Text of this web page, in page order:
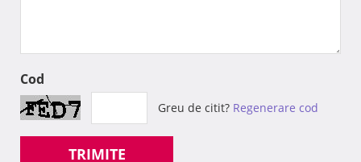
Cod
Greu de citit? Regenerare cod
TRIMITE